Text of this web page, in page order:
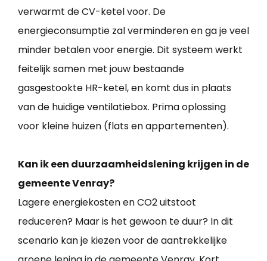
verwarmt de CV-ketel voor. De
energieconsumptie zal verminderen en ga je veel
minder betalen voor energie. Dit systeem werkt
feitelijk samen met jouw bestaande
gasgestookte HR-ketel, en komt dus in plaats
van de huidige ventilatiebox. Prima oplossing
voor kleine huizen (flats en appartementen).
Kan ik een duurzaamheidslening krijgen in de
gemeente Venray?
Lagere energiekosten en CO2 uitstoot
reduceren? Maar is het gewoon te duur? In dit
scenario kan je kiezen voor de aantrekkelijke